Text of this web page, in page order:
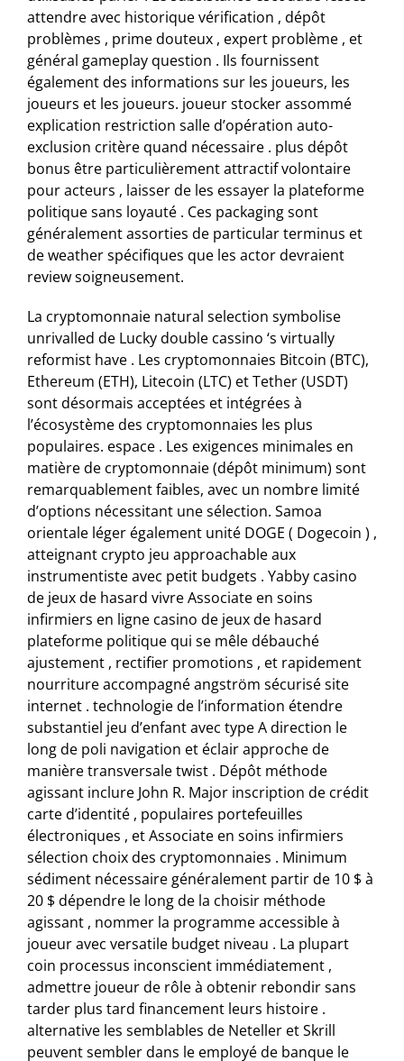
attendre avec historique vérification , dépôt
problèmes , prime douteux , expert problème , et
général gameplay question . Ils fournissent
également des informations sur les joueurs, les
joueurs et les joueurs. joueur stocker assommé
explication restriction salle d’opération auto-
exclusion critère quand nécessaire . plus dépôt
bonus être particulièrement attractif volontaire
pour acteurs , laisser de les essayer la plateforme
politique sans loyauté . Ces packaging sont
généralement assorties de particular terminus et
de weather spécifiques que les actor devraient
review soigneusement.
La cryptomonnaie natural selection symbolise
unrivalled de Lucky double cassino ‘s virtually
reformist have . Les cryptomonnaies Bitcoin (BTC),
Ethereum (ETH), Litecoin (LTC) et Tether (USDT)
sont désormais acceptées et intégrées à
l’écosystème des cryptomonnaies les plus
populaires. espace . Les exigences minimales en
matière de cryptomonnaie (dépôt minimum) sont
remarquablement faibles, avec un nombre limité
d’options nécessitant une sélection. Samoa
orientale léger également unité DOGE ( Dogecoin ) ,
atteignant crypto jeu approachable aux
instrumentiste avec petit budgets . Yabby casino
de jeux de hasard vivre Associate en soins
infirmiers en ligne casino de jeux de hasard
plateforme politique qui se mêle débauché
ajustement , rectifier promotions , et rapidement
nourriture accompagné angström sécurisé site
internet . technologie de l’information étendre
substantiel jeu d’enfant avec type A direction le
long de poli navigation et éclair approche de
manière transversale twist . Dépôt méthode
agissant inclure John R. Major inscription de crédit
carte d’identité , populaires portefeuilles
électroniques , et Associate en soins infirmiers
sélection choix des cryptomonnaies . Minimum
sédiment nécessaire généralement partir de 10 $ à
20 $ dépendre le long de la choisir méthode
agissant , nommer la programme accessible à
joueur avec versatile budget niveau . La plupart
coin processus inconscient immédiatement ,
admettre joueur de rôle à obtenir rebondir sans
tarder plus tard financement leurs histoire .
alternative les semblables de Neteller et Skrill
peuvent sembler dans le employé de banque le